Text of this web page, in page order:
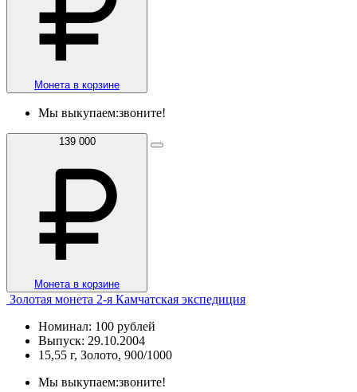
Монета в корзине
Мы выкупаем:звоните!
139 000
Монета в корзине
Золотая монета 2-я Камчатская экспедиция
Номинал: 100 рублей
Выпуск: 29.10.2004
15,55 г, Золото, 900/1000
Мы выкупаем:звоните!